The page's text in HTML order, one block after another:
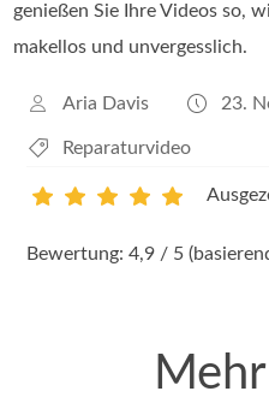
genießen Sie Ihre Videos so,
makellos und unvergesslich.
Aria Davis 23.
Reparaturvideo
Bewertung: 4,9 / 5